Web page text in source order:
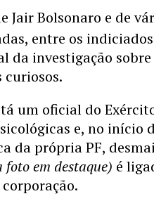
Jair Bolsonaro e de
entre os
da investigação
curiosos.
um oficial do
e, no início
da própria PF,
foto em destaque) é